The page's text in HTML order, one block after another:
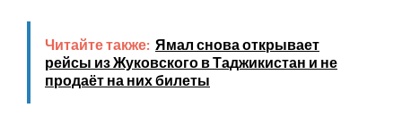
Читайте также: Ямал снова открывает
рейсы из Жуковского в Таджикистан и не
продаёт на них билеты